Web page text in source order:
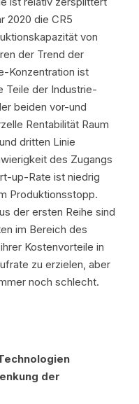
2020 die CR5
von
der Trend der
Konzentration ist
Teile der Industrie-
beiden vor-und
Rentabilität Raum
dritten Linie
des Zugangs
up-Rate ist niedrig
Produktionsstopp.
der ersten Reihe sind
im Bereich des
Kostenvorteile in
zu erzielen, aber
noch schlecht.
der